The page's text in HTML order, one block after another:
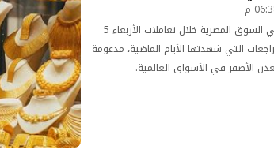
عادت أسعار الذهب إلى الارتفاع في السوق المصرية خلال تعاملات الأربعاء 5
التراجعات التي شهدتها الأيام الماضية، مدعومة
الأصفر في الأسواق العالمية.